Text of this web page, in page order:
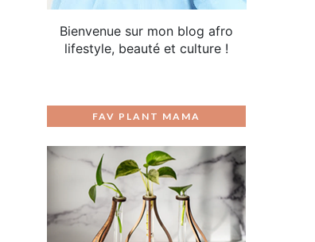
Bienvenue sur mon blog afro
lifestyle, beauté et culture !
FAV PLANT MAMA